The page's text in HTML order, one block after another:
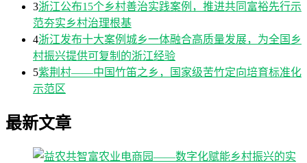
3浙江公布15个乡村善治实践案例，推进共同富裕先行示
范夯实乡村治理根基
4浙江发布十大案例城乡一体融合高质量发展，为全国乡
村振兴提供可复制的浙江经验
5紫荆村——中国竹笛之乡，国家级苦竹定向培育标准化
示范区
最新文章